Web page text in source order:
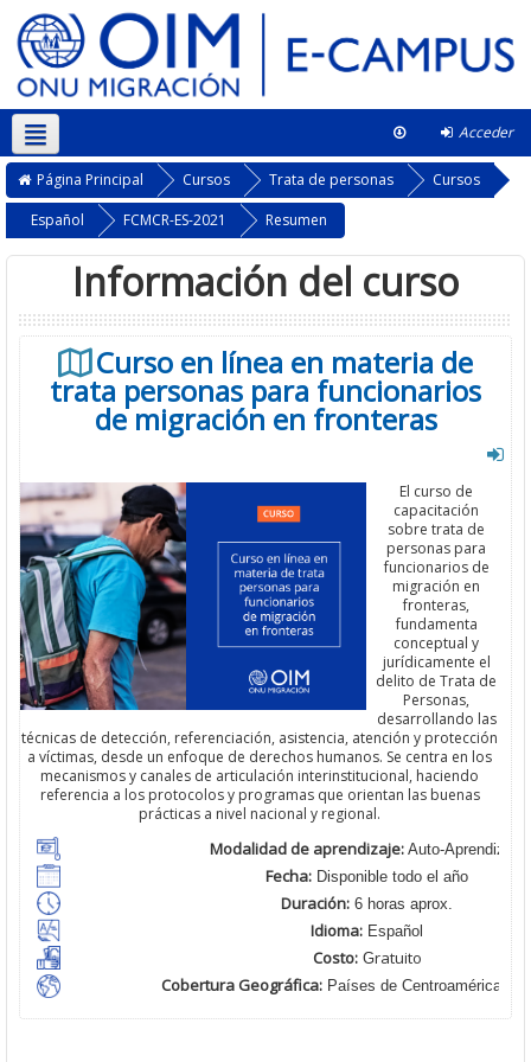
Acceder
This course
Página Principal Cursos Trata de personas
Cursos
Español
FCMCR-ES-2021 Resumen
Información del curso
Curso en línea en materia de
trata personas para funcionarios
de migración en fronteras
El curso de
capacitación
sobre trata de
personas para
funcionarios de
migración en
fronteras,
fundamenta
conceptual y
jurídicamente el
delito de Trata de
Personas,
desarrollando las
técnicas de detección, referenciación, asistencia, atención y protección
a víctimas, desde un enfoque de derechos humanos. Se centra en los
mecanismos y canales de articulación interinstitucional, haciendo
referencia a los protocolos y programas que orientan las buenas
prácticas a nivel nacional y regional.
Modalidad de aprendizaje: Auto-Aprendizaje
Fecha: Disponible todo el año
Duración: 6 horas aprox.
Idioma: Español
Costo:Gratuito
Cobertura Geográfica:Países de Centroamérica y